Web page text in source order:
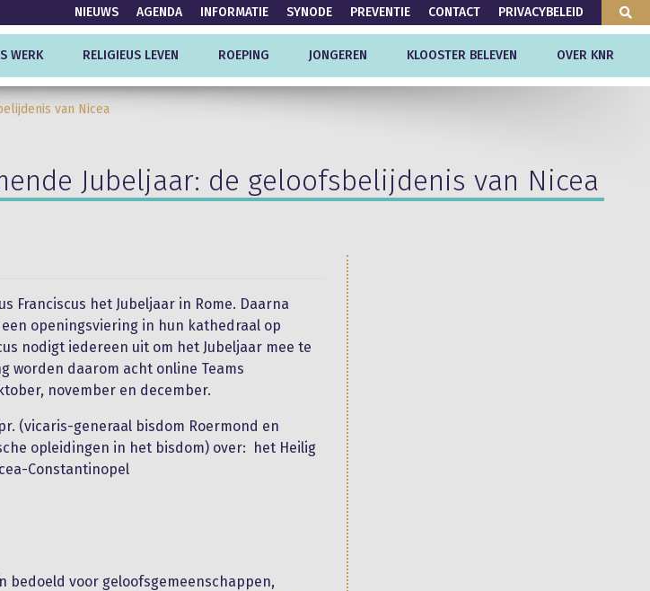
NIEUWS AGENDA INFORMATIE SYNODE PREVENTIE CONTACT PRIVACYBELEID
WERK RELIGIEUS LEVEN ROEPING JONGEREN KLOOSTER BELEVEN OVER KNR
van Nicea
Jubeljaar: de geloofsbelijdenis van Nicea
Franciscus het Jubeljaar in Rome. Daarna
openingsviering in hun kathedraal op
nodigt iedereen uit om het Jubeljaar mee te
worden daarom acht online Teams
november en december.
(vicaris-generaal bisdom Roermond en
opleidingen in het bisdom) over: het Heilig
Constantinopel
bedoeld voor geloofsgemeenschappen,